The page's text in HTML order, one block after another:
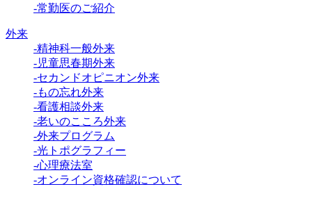
-常勤医のご紹介
外来
-精神科一般外来
-児童思春期外来
-セカンドオピニオン外来
-もの忘れ外来
-看護相談外来
-老いのこころ外来
-外来プログラム
-光トポグラフィー
-心理療法室
-オンライン資格確認について